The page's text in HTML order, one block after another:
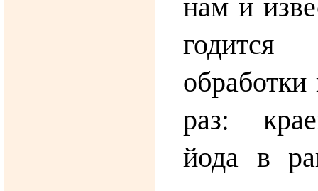
раз:
йода в